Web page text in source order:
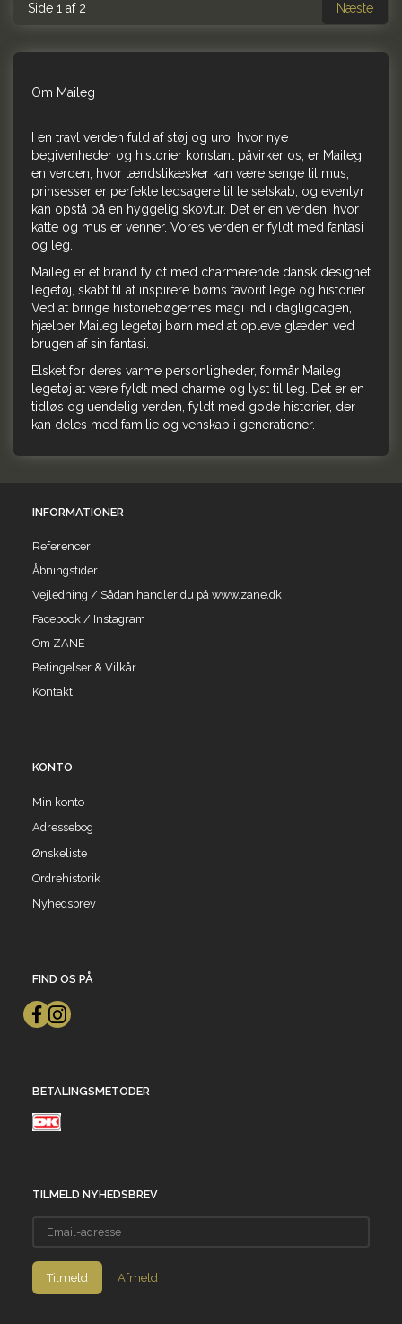
Side 1 af 2 Næste
Om Maileg
I en travl verden fuld af støj og uro, hvor nye
begivenheder og historier konstant påvirker os, er Maileg
en verden, hvor tændstikæsker kan være senge til mus;
prinsesser er perfekte ledsagere til te selskab; og eventyr
kan opstå på en hyggelig skovtur. Det er en verden, hvor
katte og mus er venner. Vores verden er fyldt med fantasi
og leg.
Maileg er et brand fyldt med charmerende dansk designet
legetøj, skabt til at inspirere børns favorit lege og historier.
Ved at bringe historiebøgernes magi ind i dagligdagen,
hjælper Maileg legetøj børn med at opleve glæden ved
brugen af sin fantasi.
Elsket for deres varme personligheder, formår Maileg
legetøj at være fyldt med charme og lyst til leg. Det er en
tidløs og uendelig verden, fyldt med gode historier, der
kan deles med familie og venskab i generationer.
INFORMATIONER
Referencer
Åbningstider
Vejledning / Sådan handler du på www.zane.dk
Facebook / Instagram
Om ZANE
Betingelser & Vilkår
Kontakt
KONTO
Min konto
Adressebog
Ønskeliste
Ordrehistorik
Nyhedsbrev
FIND OS PÅ
BETALINGSMETODER
TILMELD NYHEDSBREV
adresse
Tilmeld Afmeld